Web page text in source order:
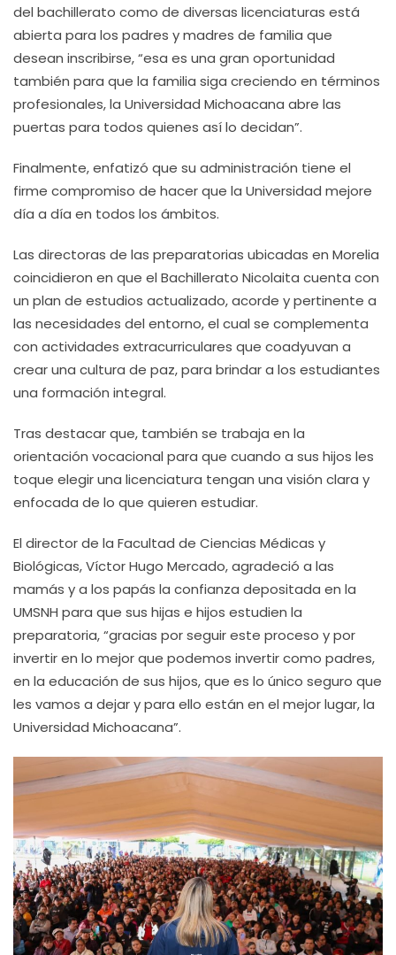
del bachillerato como de diversas licenciaturas está
abierta para los padres y madres de familia que
desean inscribirse, “esa es una gran oportunidad
también para que la familia siga creciendo en términos
profesionales, la Universidad Michoacana abre las
puertas para todos quienes así lo decidan”.
Finalmente, enfatizó que su administración tiene el
firme compromiso de hacer que la Universidad mejore
día a día en todos los ámbitos.
Las directoras de las preparatorias ubicadas en Morelia
coincidieron en que el Bachillerato Nicolaita cuenta con
un plan de estudios actualizado, acorde y pertinente a
las necesidades del entorno, el cual se complementa
con actividades extracurriculares que coadyuvan a
crear una cultura de paz, para brindar a los estudiantes
una formación integral.
Tras destacar que, también se trabaja en la
orientación vocacional para que cuando a sus hijos les
toque elegir una licenciatura tengan una visión clara y
enfocada de lo que quieren estudiar.
El director de la Facultad de Ciencias Médicas y
Biológicas, Víctor Hugo Mercado, agradeció a las
mamás y a los papás la confianza depositada en la
UMSNH para que sus hijas e hijos estudien la
preparatoria, “gracias por seguir este proceso y por
invertir en lo mejor que podemos invertir como padres,
en la educación de sus hijos, que es lo único seguro que
les vamos a dejar y para ello están en el mejor lugar, la
Universidad Michoacana”.